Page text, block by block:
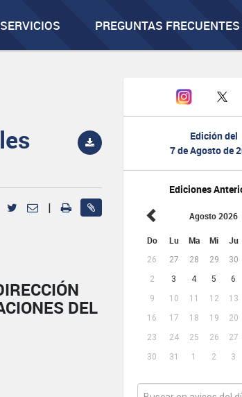
PREGUNTAS FRECUENTES
Edición del
7 de Agosto de
Ediciones
Agosto 2026
Do Lu Ma Mi Ju
26 27 28 29 30
2
3 4 5 6
9
10 11 12 13
16
17 18 19 20
23
24 25 26 27
30
31 1 2 3
|
DEL